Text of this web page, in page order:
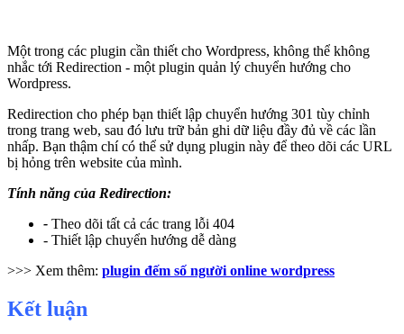
Một trong các plugin cần thiết cho Wordpress, không thể không
nhắc tới Redirection - một plugin quản lý chuyển hướng cho
Wordpress.
Redirection cho phép bạn thiết lập chuyển hướng 301 tùy chỉnh
trong trang web, sau đó lưu trữ bản ghi dữ liệu đầy đủ về các lần
nhấp. Bạn thậm chí có thể sử dụng plugin này để theo dõi các URL
bị hỏng trên website của mình.
Tính năng của Redirection:
- Theo dõi tất cả các trang lỗi 404
- Thiết lập chuyển hướng dễ dàng
>>> Xem thêm: plugin đếm số người online wordpress
Kết luận